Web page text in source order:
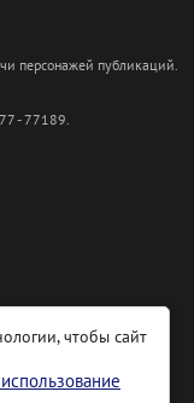
персонажей публикаций.
- 77189.
чтобы сайт